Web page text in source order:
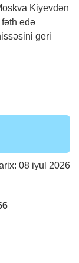
Kiyevdən
edə
geri
08 iyul 2026